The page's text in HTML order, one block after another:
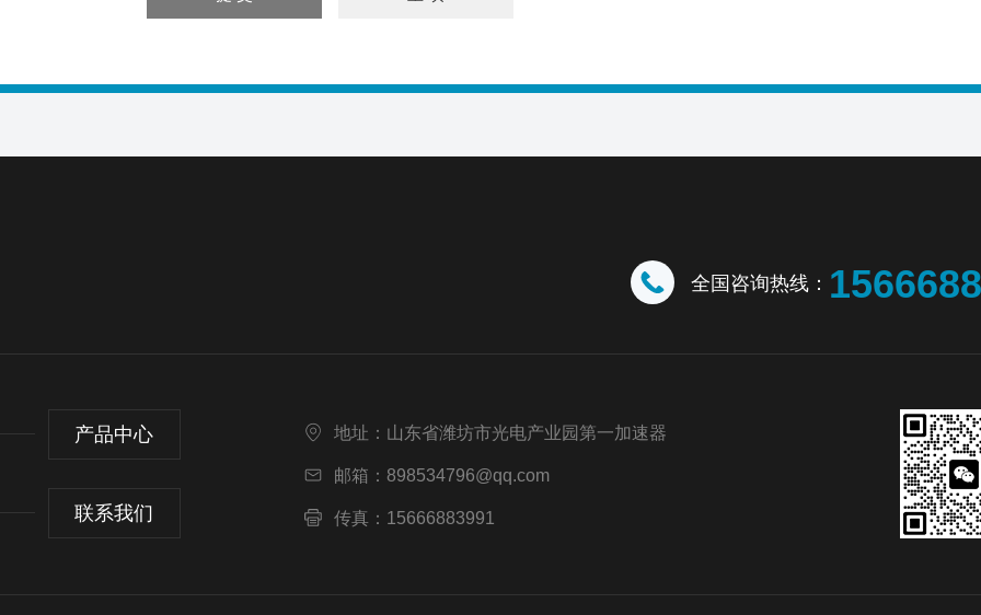
全国咨询热线：
产品中心
联系我们
地址：山东省潍坊市光电产业园第一加速器
邮箱：898534796@qq.com
传真：15666883991